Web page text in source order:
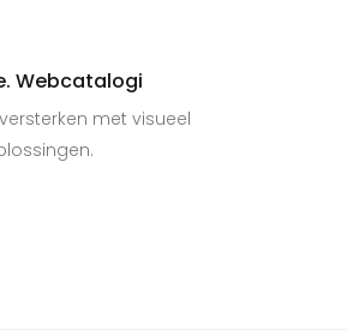
Webcatalogi
met visueel